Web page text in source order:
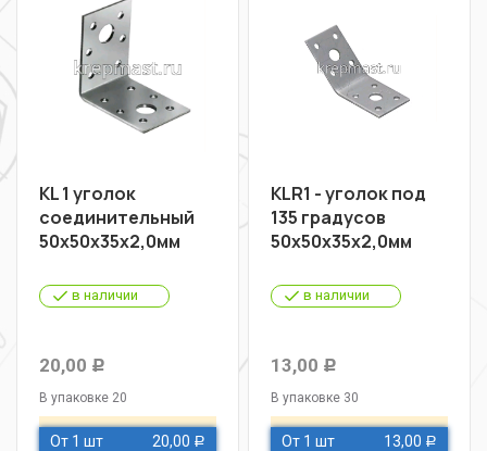
KL 1 уголок
соединительный
50х50х35х2,0мм
в наличии
20,00 Р
В упаковке 20
От 1 шт 20,00 Р
KLR1 - уголок под
135 градусов
50х50х35х2,0мм
в наличии
13,00 Р
В упаковке 30
От 1 шт 13,00 Р